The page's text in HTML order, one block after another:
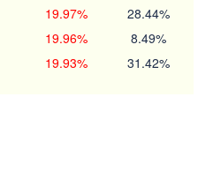
19.97% 28.44%
19.96% 8.49%
19.93% 31.42%